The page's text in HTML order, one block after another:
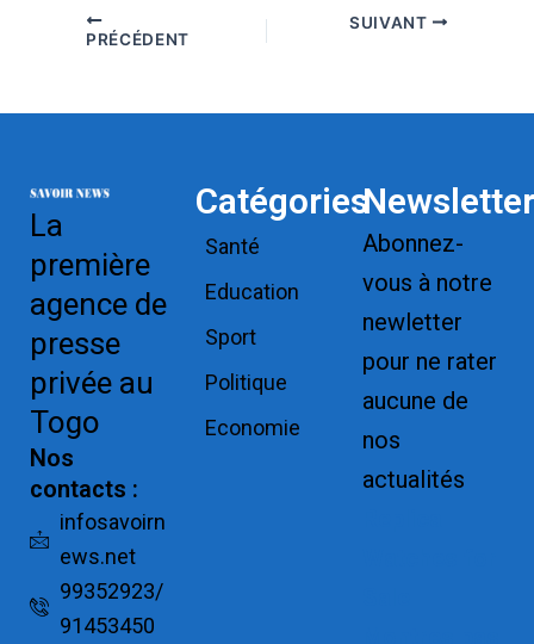
PRÉCÉDENT
SUIVANT
La
première
agence de
presse
privée au
Togo
Nos
contacts :
infosavoirn
ews.net
99352923/
91453450
Catégories
Santé
Education
Sport
Politique
Economie
Newsletter
Abonnez-
vous à notre
newletter
pour ne rater
aucune de
nos
actualités